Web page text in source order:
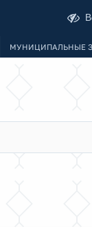
МУНИЦИПАЛЬНЫЕ